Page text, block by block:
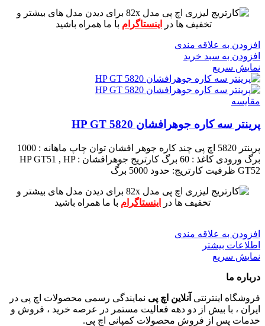
برای دیدن مدل های بیشتر و
تخفیف ها در
اینستاگرام با ما همراه باشید
افزودن به علاقه مندی
افزودن به سبد خرید
نمایش سریع
مقايسه
پرینتر سه کاره جوهرافشان HP GT 5820
پرینتر 5820 اچ پی چند کاره جوهر افشان
توان چاپ ماهانه : 1000
برگ ورودی کاغذ : 60 برگ
کارتریج جوهرافشان : HP GT51 , HP
GT52 ظرفیت کارتریج: حدود 5000 برگ
برای دیدن مدل های بیشتر و
تخفیف ها در
اینستاگرام با ما همراه باشید
افزودن به علاقه مندی
اطلاعات بیشتر
نمایش سریع
درباره ما
فروشگاه اینترنتی آنلاین اچ پی نمایندگی رسمی محصولات اچ پی در
ایران ، با بیش از دو دهه فعالیت مستمر در عرصه خرید ، فروش و
خدمات پس از فروش محصولات کمپانی اچ پی.